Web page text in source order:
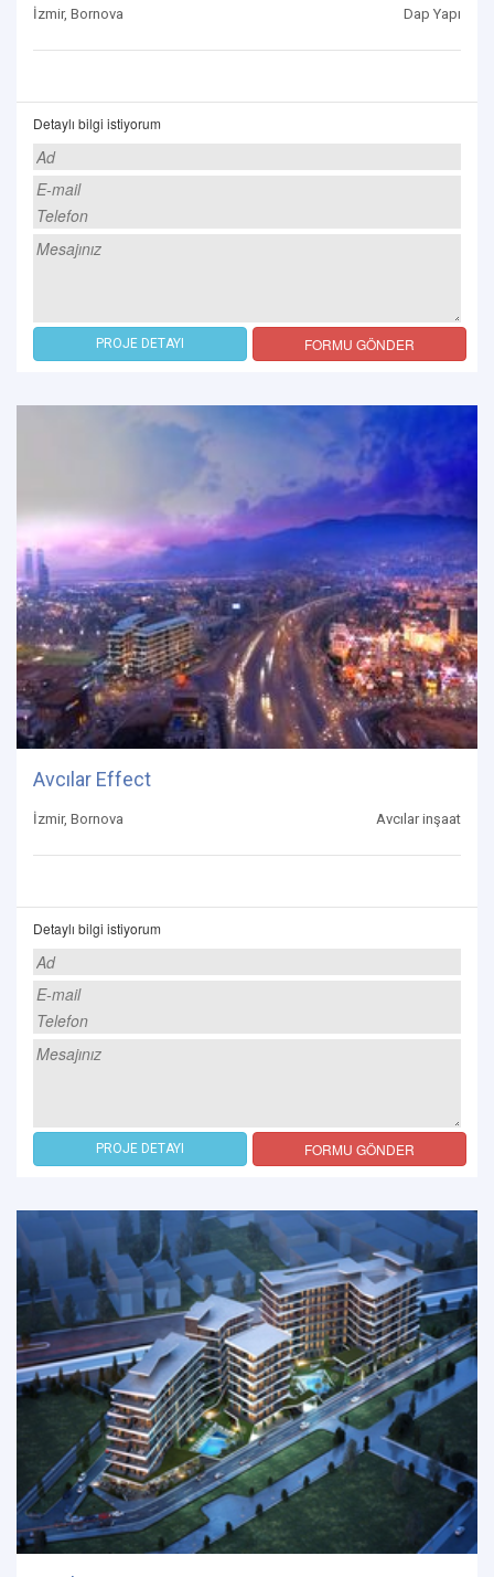
İzmir, Bornova Dap Yapı
Detaylı bilgi istiyorum
PROJE DETAYI FORMU GÖNDER
Avcılar Effect
İzmir, Bornova Avcılar inşaat
Detaylı bilgi istiyorum
PROJE DETAYI FORMU GÖNDER